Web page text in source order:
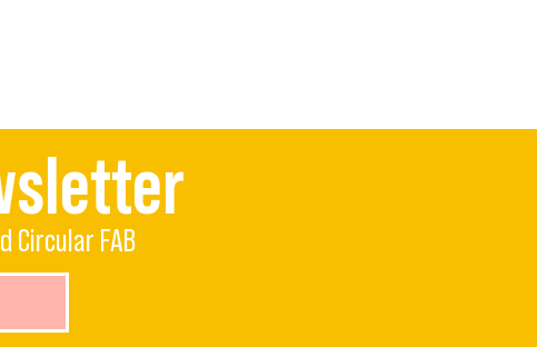
Circular FAB